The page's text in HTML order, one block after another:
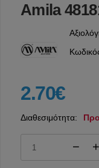
Amila
2.70€
Διαθεσιμότητα: